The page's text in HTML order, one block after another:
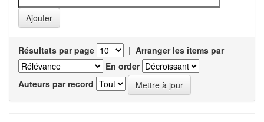
Résultats par page | Arranger les items par
En order
Auteurs par record